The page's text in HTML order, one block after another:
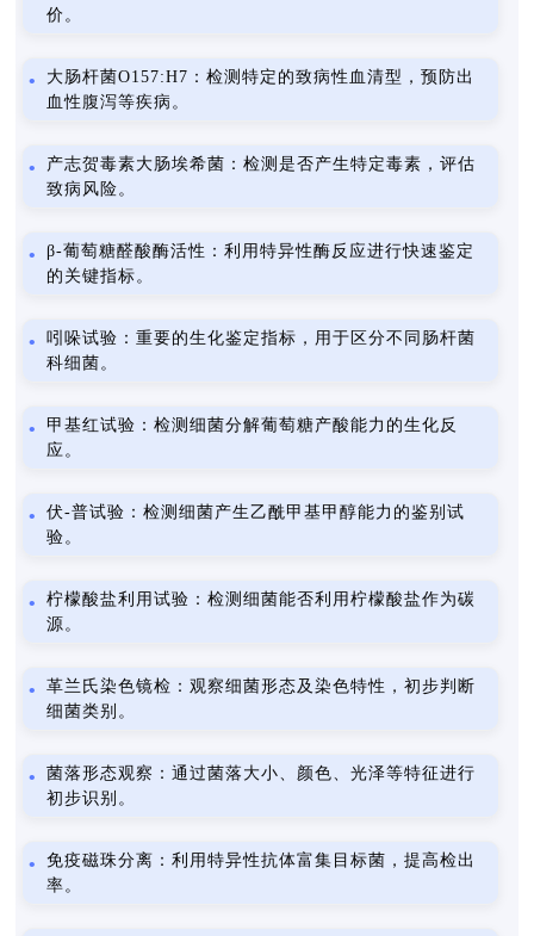
价。
大肠杆菌O157:H7：检测特定的致病性血清型，预防出
血性腹泻等疾病。
产志贺毒素大肠埃希菌：检测是否产生特定毒素，评估
致病风险。
β-葡萄糖醛酸酶活性：利用特异性酶反应进行快速鉴定
的关键指标。
吲哚试验：重要的生化鉴定指标，用于区分不同肠杆菌
科细菌。
甲基红试验：检测细菌分解葡萄糖产酸能力的生化反
应。
伏-普试验：检测细菌产生乙酰甲基甲醇能力的鉴别试
验。
柠檬酸盐利用试验：检测细菌能否利用柠檬酸盐作为碳
源。
革兰氏染色镜检：观察细菌形态及染色特性，初步判断
细菌类别。
菌落形态观察：通过菌落大小、颜色、光泽等特征进行
初步识别。
免疫磁珠分离：利用特异性抗体富集目标菌，提高检出
率。